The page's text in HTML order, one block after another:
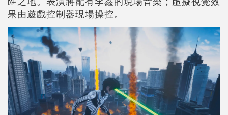
果由遊戲控制器現場操控。